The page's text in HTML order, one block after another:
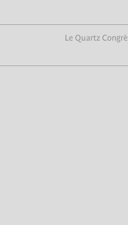
Le Quartz